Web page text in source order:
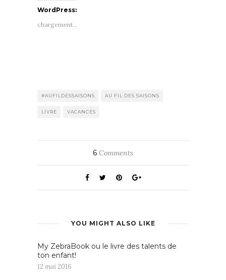
WordPress:
chargement…
#AUFILDESSAISONS AU FIL DES SAISONS
LIVRE VACANCES
6 Comments
YOU MIGHT ALSO LIKE
My ZebraBook ou le livre des talents de
ton enfant!
12 mai 2016